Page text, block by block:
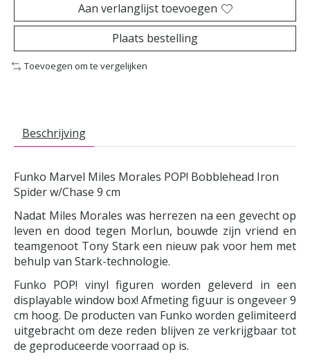
Aan verlanglijst toevoegen
Plaats bestelling
Toevoegen om te vergelijken
Beschrijving
Funko Marvel Miles Morales POP! Bobblehead Iron
Spider w/Chase 9 cm
Nadat Miles Morales was herrezen na een gevecht op
leven en dood tegen Morlun, bouwde zijn vriend en
teamgenoot Tony Stark een nieuw pak voor hem met
behulp van Stark-technologie.
Funko POP! vinyl figuren worden geleverd in een
displayable window box! Afmeting figuur is ongeveer 9
cm hoog. De producten van Funko worden gelimiteerd
uitgebracht om deze reden blijven ze verkrijgbaar tot
de geproduceerde voorraad op is.